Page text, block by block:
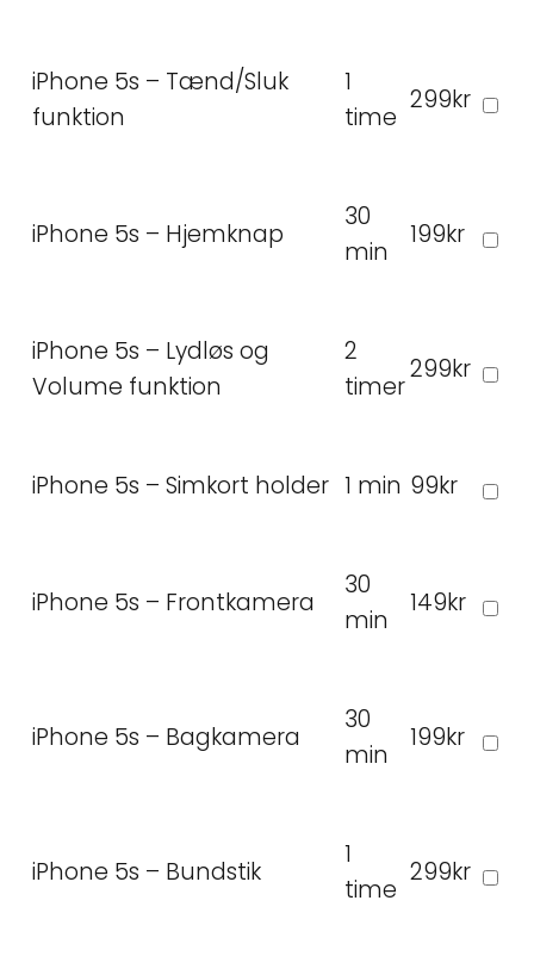
iPhone 5s – Tænd/Sluk
funktion
1
time
299kr
iPhone 5s – Hjemknap
30
min
199kr
iPhone 5s – Lydløs og
Volume funktion
2
timer
299kr
iPhone 5s – Simkort holder 1 min 99kr
iPhone 5s – Frontkamera
30
min
149kr
iPhone 5s – Bagkamera
30
min
199kr
iPhone 5s – Bundstik
1
time
299kr